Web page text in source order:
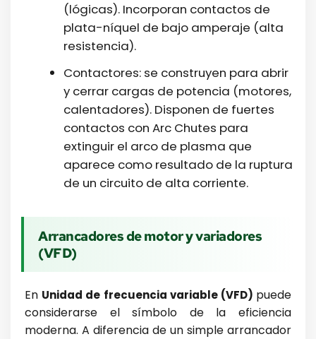
(lógicas). Incorporan contactos de
plata-níquel de bajo amperaje (alta
resistencia).
Contactores: se construyen para abrir
y cerrar cargas de potencia (motores,
calentadores). Disponen de fuertes
contactos con Arc Chutes para
extinguir el arco de plasma que
aparece como resultado de la ruptura
de un circuito de alta corriente.
Arrancadores de motor y variadores
(VFD)
En Unidad de frecuencia variable (VFD) puede
considerarse el símbolo de la eficiencia
moderna. A diferencia de un simple arrancador